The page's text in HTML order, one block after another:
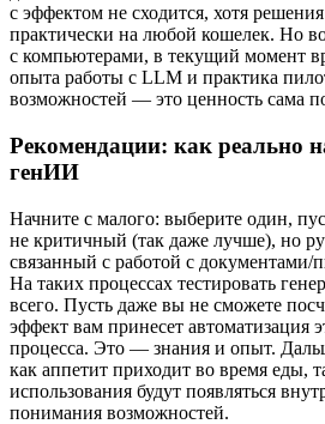
с эффектом не сходится, хотя
практически на любой кошелек. Но
с компьютерами, в текущий момент
опыта работы с LLM и практика
возможностей — это ценность сама
Рекомендации: как реально
генИИ
Начните с малого: выберите один,
не критичный (так даже лучше), но
связанный с работой с документами/
На таких процессах тестировать
всего. Пусть даже вы не сможете
эффект вам принесет автоматизация
процесса. Это — знания и опыт.
как аппетит приходит во время еды,
использования будут появляться
понимания возможностей.